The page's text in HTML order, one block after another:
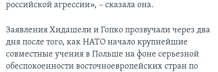
российской агрессии», – сказала она.
Заявления Хидашели и Гопко прозвучали через два
дня после того, как НАТО начало крупнейшие
совместные учения в Польше на фоне серьезной
обеспокоенности восточноевропейских стран по